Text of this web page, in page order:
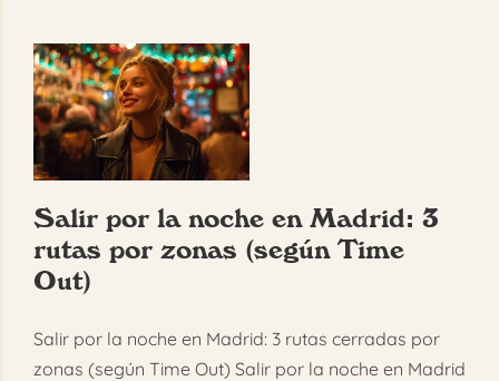
Salir por la noche en Madrid: 3
rutas por zonas (según Time
Out)
Salir por la noche en Madrid: 3 rutas cerradas por
zonas (según Time Out) Salir por la noche en Madrid